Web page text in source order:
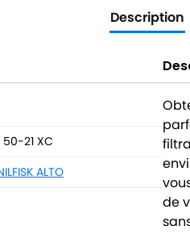
Description
50-21 XC
ALTO
de